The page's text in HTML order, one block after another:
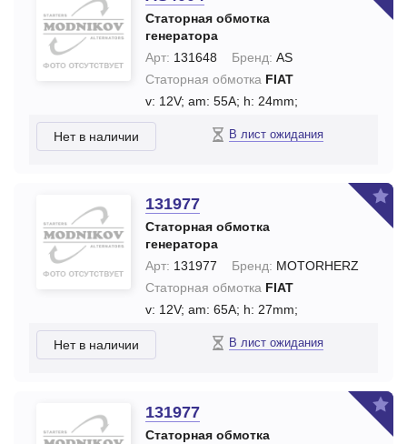
Статорная обмотка
генератора
Арт: 131648 Бренд: AS
Статорная обмотка FIAT
v: 12V; am: 55A; h: 24mm;
Нет в наличии В лист ожидания
131977
Статорная обмотка
генератора
Арт: 131977 Бренд: MOTORHERZ
Статорная обмотка FIAT
v: 12V; am: 65A; h: 27mm;
Нет в наличии В лист ожидания
131977
Статорная обмотка